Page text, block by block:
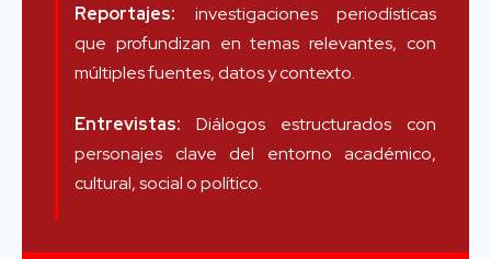
Reportajes: investigaciones periodísticas
que profundizan en temas relevantes, con
múltiples fuentes, datos y contexto.
Entrevistas: Diálogos estructurados con
personajes clave del entorno académico,
cultural, social o político.